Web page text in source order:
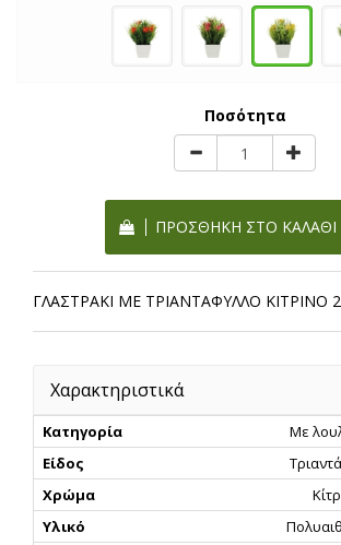
Ποσότητα
ΠΡΟΣΘΉΚΗ ΣΤΟ ΚΑΛΆΘΙ
ΓΛΑΣΤΡΑΚΙ ΜΕ ΤΡΙΑΝTAΦΥΛΛΟ ΚΙΤΡΙΝΟ
Χαρακτηριστικά
Κατηγορία
Με
Είδος
Χρώμα
Υλικό